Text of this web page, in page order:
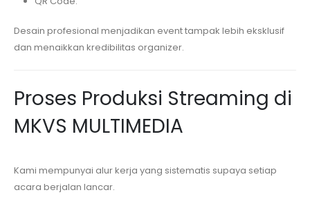
Desain profesional menjadikan event tampak lebih eksklusif
dan menaikkan kredibilitas organizer.
Proses Produksi Streaming di
MKVS MULTIMEDIA
Kami mempunyai alur kerja yang sistematis supaya setiap
acara berjalan lancar.